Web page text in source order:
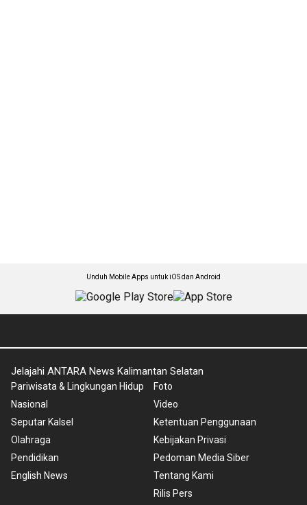
Unduh Mobile Apps untuk iOS dan Android
Jelajahi ANTARA News Kalimantan Selatan
Pariwisata & Lingkungan Hidup
Nasional
Seputar Kalsel
Olahraga
Pendidikan
English News
Foto
Video
Ketentuan Penggunaan
Kebijakan Privasi
Pedoman Media Siber
Tentang Kami
Rilis Pers